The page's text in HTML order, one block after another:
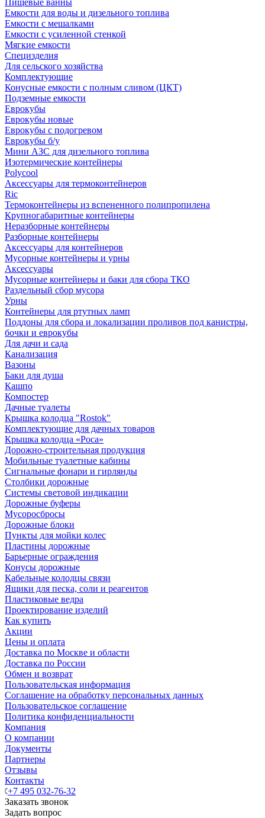
Пищевые ванны
Емкости для воды и дизельного топлива
Емкости с мешалками
Емкости с усиленной стенкой
Мягкие емкости
Специзделия
Для сельского хозяйства
Комплектующие
Конусные емкости с полным сливом (ЦКТ)
Подземные емкости
Еврокубы
Еврокубы новые
Еврокубы с подогревом
Еврокубы б/у
Мини АЗС для дизельного топлива
Изотермические контейнеры
Polycool
Аксессуары для термоконтейнеров
Ric
Термоконтейнеры из вспененного полипропилена
Крупногабаритные контейнеры
Неразборные контейнеры
Разборные контейнеры
Аксессуары для контейнеров
Мусорные контейнеры и урны
Аксессуары
Мусорные контейнеры и баки для сбора ТКО
Раздельный сбор мусора
Урны
Контейнеры для ртутных ламп
Поддоны для сбора и локализации проливов под канистры,
бочки и еврокубы
Для дачи и сада
Канализация
Вазоны
Баки для душа
Кашпо
Компостер
Дачные туалеты
Крышка колодца "Rostok"
Комплектующие для дачных товаров
Крышка колодца «Роса»
Дорожно-строительная продукция
Мобильные туалетные кабины
Сигнальные фонари и гирлянды
Столбики дорожные
Системы световой индикации
Дорожные буферы
Мусоросбросы
Дорожные блоки
Пункты для мойки колес
Пластины дорожные
Барьерные ограждения
Конусы дорожные
Кабельные колодцы связи
Ящики для песка, соли и реагентов
Пластиковые ведра
Проектирование изделий
Как купить
Акции
Цены и оплата
Доставка по Москве и области
Доставка по России
Обмен и возврат
Пользовательская информация
Соглашение на обработку персональных данных
Пользовательское соглашение
Политика конфиденциальности
Компания
О компании
Документы
Партнеры
Отзывы
Контакты
+7 495 032-76-32
Заказать звонок
Задать вопрос